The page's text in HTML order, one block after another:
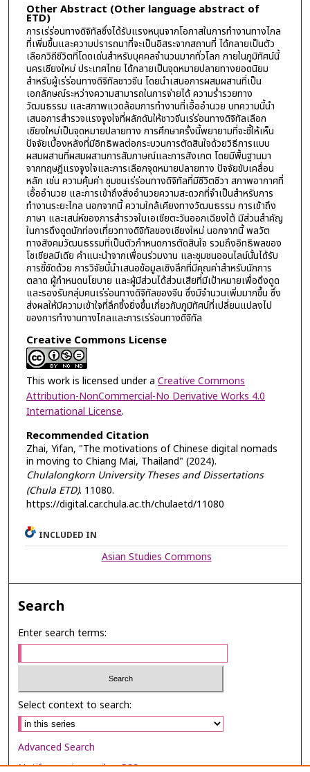
Other Abstract (Other language abstract of
ETD)
การเร่ร่อนทางดิจิทัลซึ่งได้รับแรงหนุนจากโอกาสในการทำงานทางไกล
ที่เพิ่มขึ้นและความปรารถนาที่จะเป็นอิสระจากสถานที่ ได้กลายเป็นตัว
เลือกวิถีชีวิตที่โดดเด่นสำหรับบุคคลจำนวนมากทั่วโลก ภายในภูมิทัศน์นี้
นครเชียงใหม่ ประเทศไทย ได้กลายเป็นจุดหมายปลายทางยอดนิยม
สำหรับผู้เร่ร่อนทางดิจิทัลชาวจีน โดยนำเสนอการผสมผสานที่เป็น
เอกลักษณ์ระหว่างความสามารถในการจ่ายได้ ความร่ำรวยทาง
วัฒนธรรม และสภาพแวดล้อมการทำงานที่เอื้ออำนวย บทความนี้นำ
เสนอการสำรวจแรงจูงใจที่ผลักดันให้ชาวจีนเร่ร่อนทางดิจิทัลเลือก
เชียงใหม่เป็นจุดหมายปลายทาง การศึกษาครั้งนี้พยายามที่จะชี้ให้เห็น
ปัจจัยเบื้องหลังที่มีอิทธิพลต่อกระบวนการตัดสินใจด้วยวิธีการแบบ
ผสมผสานที่ผสมผสานการสัมภาษณ์และการสังเกต โดยมีพื้นฐานมา
จากทฤษฎีแรงจูงใจและการเลือกจุดหมายปลายทาง ปัจจัยขับเคลื่อน
หลัก เช่น ความคุ้มค่า ชุมชนเร่ร่อนทางดิจิทัลที่มีชีวิตชีวา สภาพอากาศที่
เอื้ออำนวย และการเข้าถึงสิ่งอำนวยความสะดวกที่จำเป็นสำหรับการ
ทำงานระยะไกล นอกจากนี้ ความใกล้เคียงทางวัฒนธรรม การเข้าถึง
ภาษา และเสน่ห์ของการสำรวจในเอเชียตะวันออกเฉียงใต้ มีส่วนสำคัญ
ในการดึงดูดนักท่องเที่ยวทางดิจิทัลของเชียงใหม่ นอกจากนี้ พลวัต
ทางสังคมวัฒนธรรมที่เป็นตัวกำหนดการตัดสินใจ รวมถึงอิทธิพลของ
โซเชียลมีเดีย คำแนะนำจากเพื่อนร่วมงาน และชุมชนออนไลน์นั้นได้รับ
การชี้ชัดด้วย การวิจัยนี้นำเสนอข้อมูลเชิงลึกที่มีคุณค่าสำหรับนักการ
ตลาด ผู้กำหนดนโยบาย และผู้มีส่วนได้ส่วนเสียที่มีเป้าหมายเพื่อดึงดูด
และรองรับกลุ่มคนเร่ร่อนทางดิจิทัลของจีน ซึ่งมีจำนวนเพิ่มมากขึ้น ซึ่ง
ส่งผลให้มีความเข้าใจที่ลึกซึ้งยิ่งขึ้นเกี่ยวกับภูมิทัศน์ที่เปลี่ยนแปลงไป
ของการทำงานทางไกลและการเร่ร่อนทางดิจิทัล
Creative Commons License
This work is licensed under a Creative Commons
Attribution-NonCommercial-No Derivative Works 4.0
International License.
Recommended Citation
Zhai, Yifan, "The motivations of Chinese digital nomads
in moving to Chiang Mai, Thailand" (2024).
Chulalongkorn University Theses and Dissertations
(Chula ETD). 11080.
https://digital.car.chula.ac.th/chulaetd/11080
INCLUDED IN
Asian Studies Commons
Search
Enter search terms:
Select context to search:
Advanced Search
Notify me via email orRSS